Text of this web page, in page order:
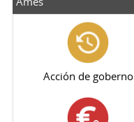
Acción de goberno